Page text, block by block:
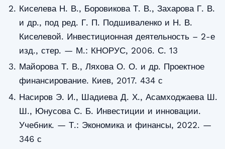
Киселева Н. В., Боровикова Т. В., Захарова Г. В.
и др., под ред. Г. П. Подшиваленко и Н. В.
Киселевой. Инвестиционная деятельность – 2-е
изд., стер. — М.: КНОРУС, 2006. С. 13
Майорова Т. В., Ляхова О. О. и др. Проектное
финансирование. Киев, 2017. 434 с
Насиров Э. И., Шадиева Д. Х., Асамходжаева Ш.
Ш., Юнусова С. Б. Инвестиции и инновации.
Учебник. — Т.: Экономика и финансы, 2022. —
346 с